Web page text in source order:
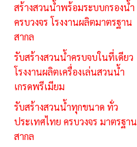
สร้างสวนน้ำพร้อมระบบกรองน้ำ
ครบวงจร โรงงานผลิตมาตรฐาน
สากล
รับสร้างสวนน้ำครบจบในที่เดียว
โรงงานผลิตเครื่องเล่นสวนน้ำ
เกรดพรีเมียม
รับสร้างสวนน้ำทุกขนาด ทั่ว
ประเทศไทย ครบวงจร มาตรฐาน
สากล